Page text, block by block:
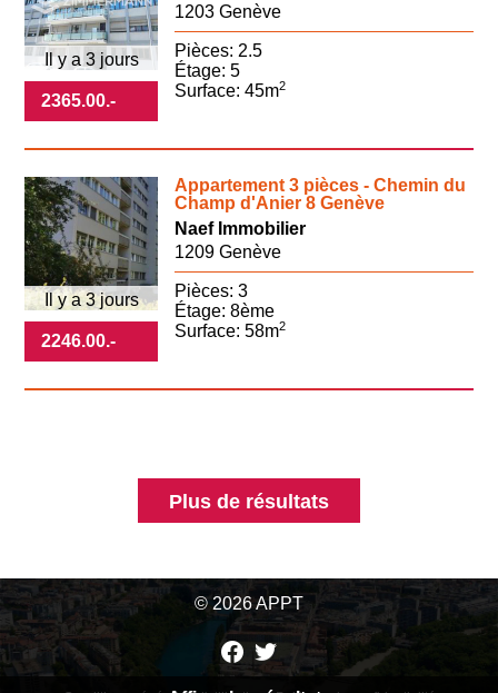
2365.00.-
Il y a 3 jours
1203 Genève
Pièces: 2.5
Étage: 5
Surface: 45m2
2246.00.-
Appartement 3 pièces - Chemin du
Champ d'Anier 8 Genève
Il y a 3 jours
Naef Immobilier
1209 Genève
Pièces: 3
Étage: 8ème
Surface: 58m2
Plus de résultats
© 2026 APPT